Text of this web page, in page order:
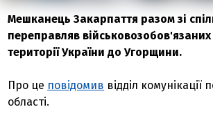
Мешканець Закарпаття разом зі
переправляв військовозобов'язаних
території України до Угорщини.
Про це повідомив відділ комунікації
області.